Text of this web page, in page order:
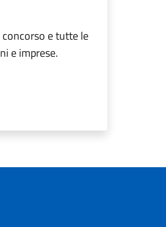
e tutte le
e imprese.